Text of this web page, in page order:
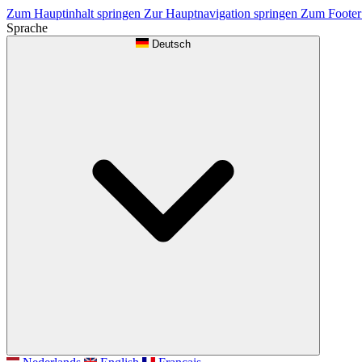
Zum Hauptinhalt springen Zur Hauptnavigation springen Zum
Sprache
Deutsch